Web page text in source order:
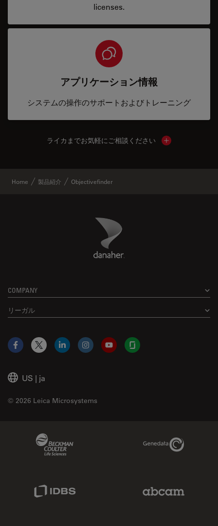
licenses.
アプリケーション情報
システムの操作のサポートおよびトレーニング
ライカまでお気軽にご相談ください Show local
Home 製品紹介 Objectivefinder
Danaher Logo
COMPANY
リーガル
US | ja
© 2026 Leica Microsystems
Facebook
X LinkedInInstagramYouTubeGlassdoor
Genedata Link